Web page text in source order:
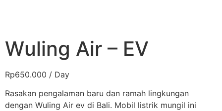
Wuling Air – EV
Rp650.000 / Day
Rasakan pengalaman baru dan ramah lingkungan
dengan Wuling Air ev di Bali. Mobil listrik mungil ini